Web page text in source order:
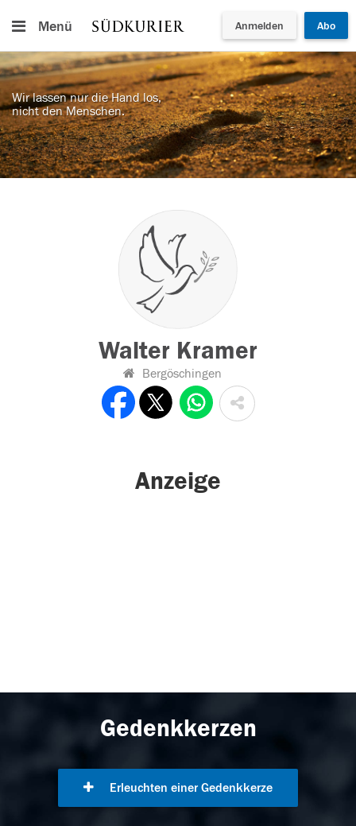
Menü Anmelden Abo
Wir lassen nur die Hand los,
nicht den Menschen.
Walter Kramer
Bergöschingen
Anzeige
Gedenkkerzen
Erleuchten einer Gedenkkerze